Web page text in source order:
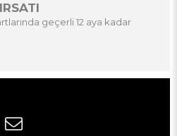
geçerli 12 aya kadar